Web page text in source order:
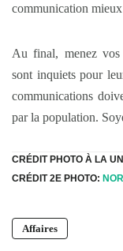
communication
Au final, menez vos
sont inquiets pour
communications
par la population.
CRÉDIT PHOTO À LA
CRÉDIT 2E PHOTO:
Affaires